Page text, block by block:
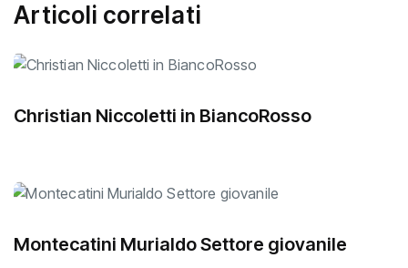
Articoli correlati
Christian Niccoletti in BiancoRosso
Montecatini Murialdo Settore giovanile